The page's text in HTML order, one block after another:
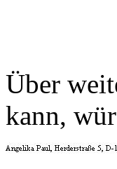
Über
kann,